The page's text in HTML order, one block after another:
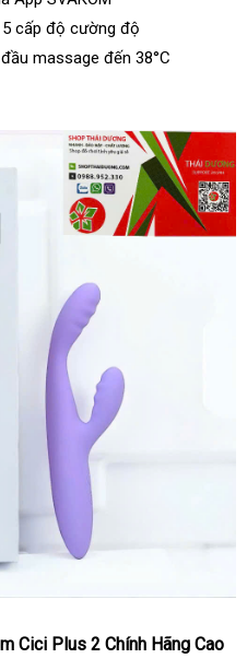
cấp độ cường độ
massage đến 38°C
Cici Plus 2 Chính Hãng Cao